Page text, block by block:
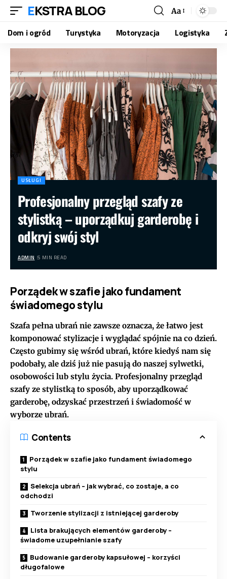
EKSTRA BLOG Aa
Dom i ogród Turystyka Motoryzacja Logistyka
USŁUGI
Profesjonalny przegląd szafy ze
stylistką – uporządkuj garderobę i
odkryj swój styl
ADMIN 5 MIN READ
Porządek w szafie jako fundament
świadomego stylu
Szafa pełna ubrań nie zawsze oznacza, że łatwo jest
komponować stylizacje i wyglądać spójnie na co dzień.
Często gubimy się wśród ubrań, które kiedyś nam się
podobały, ale dziś już nie pasują do naszej sylwetki,
osobowości lub stylu życia. Profesjonalny przegląd
szafy ze stylistką to sposób, aby uporządkować
garderobę, odzyskać przestrzeń i świadomość w
wyborze ubrań.
Contents
Porządek w szafie jako fundament świadomego
stylu
Selekcja ubrań – jak wybrać, co zostaje, a co
odchodzi
Tworzenie stylizacji z istniejącej garderoby
Lista brakujących elementów garderoby –
świadome uzupełnianie szafy
Budowanie garderoby kapsułowej – korzyści
długofalowe